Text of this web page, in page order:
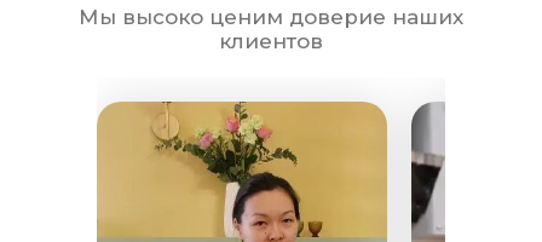
Мы высоко ценим доверие наших
клиентов